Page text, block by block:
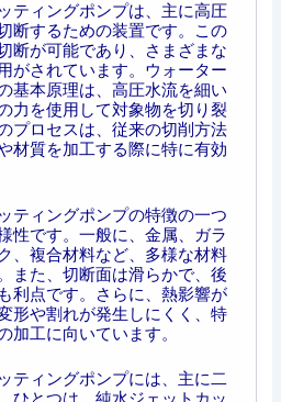
ティングポンプは、主に高圧
断するための装置です。この
断が可能であり、さまざまな
がされています。ウォーター
基本原理は、高圧水流を細い
力を使用して対象物を切り裂
プロセスは、従来の切削方法
材質を加工する際に特に有効
ティングポンプの特徴の一つ
性です。一般に、金属、ガラ
、複合材料など、多様な材料
また、切断面は滑らかで、後
利点です。さらに、熱影響が
形や割れが発生しにくく、特
加工に向いています。
ティングポンプには、主に二